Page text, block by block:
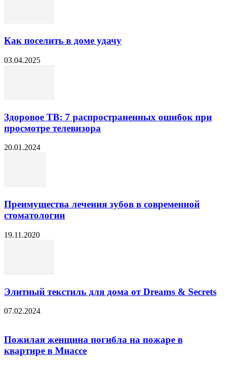
Как поселить в доме удачу
03.04.2025
Здоровое ТВ: 7 распространенных ошибок при
просмотре телевизора
20.01.2024
Преимущества лечения зубов в современной
стоматологии
19.11.2020
Элитный текстиль для дома от Dreams & Secrets
07.02.2024
Пожилая женщина погибла на пожаре в
квартире в Миассе